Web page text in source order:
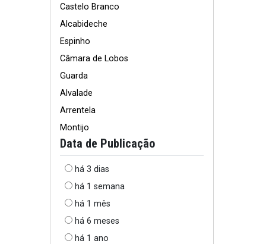
Castelo Branco
Alcabideche
Espinho
Câmara de Lobos
Guarda
Alvalade
Arrentela
Montijo
Data de Publicação
há 3 dias
há 1 semana
há 1 mês
há 6 meses
há 1 ano